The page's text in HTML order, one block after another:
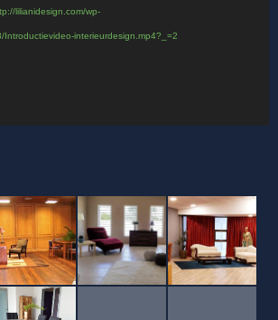
lilianidesign.com/wp-
interieurdesign.mp4?_=2